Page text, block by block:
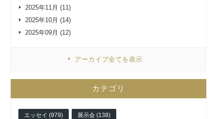
2025年11月 (11)
2025年10月 (14)
2025年09月 (12)
アーカイブ全てを表示
カテゴリ
エッセイ (979) 展示会 (138)